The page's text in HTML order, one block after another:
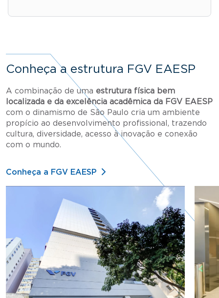
Conheça a estrutura FGV EAESP
A combinação de uma estrutura física bem
localizada e da excelência acadêmica da FGV EAESP
com o dinamismo de São Paulo cria um ambiente
propício ao desenvolvimento profissional, trazendo
cultura, diversidade, acesso à inovação e conexão
com o mundo.
Conheça a FGV EAESP